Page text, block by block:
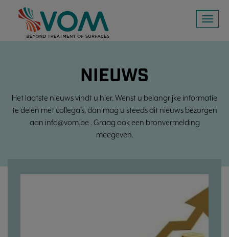
Toggle
NIEUWS
Het laatste nieuws vindt u hier. Wenst u belangrijke informatie
te delen met collega's, dan mag u steeds dit nieuws bezorgen
aan info@vom.be . Graag ook een bronvermelding
meegeven.